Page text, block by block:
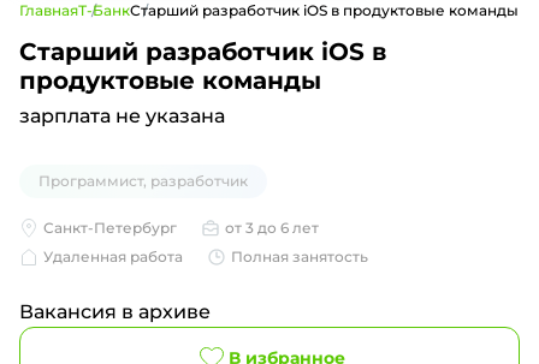
ГлавнаяТ-БанкСтарший разработчик iOS в продуктовые команды
Старший разработчик iOS в
продуктовые команды
зарплата не указана
Программист, разработчик
Санкт-Петербург
от 3 до 6 лет
Удаленная работа
Полная занятость
Вакансия в архиве
В избранное